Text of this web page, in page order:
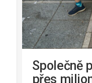
Společně
přes